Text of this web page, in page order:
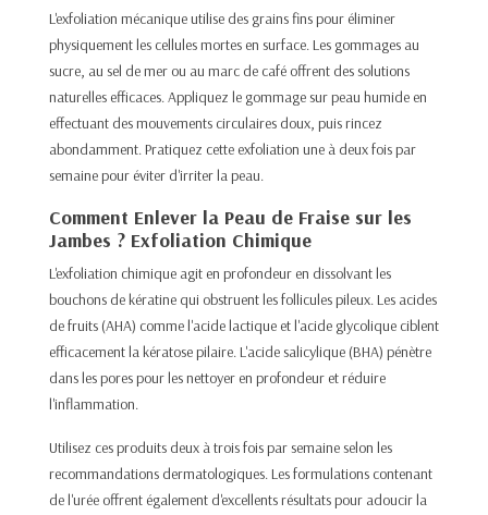
L'exfoliation mécanique utilise des grains fins pour éliminer
physiquement les cellules mortes en surface. Les gommages au
sucre, au sel de mer ou au marc de café offrent des solutions
naturelles efficaces. Appliquez le gommage sur peau humide en
effectuant des mouvements circulaires doux, puis rincez
abondamment. Pratiquez cette exfoliation une à deux fois par
semaine pour éviter d'irriter la peau.​
Comment Enlever la Peau de Fraise sur les
Jambes ? Exfoliation Chimique
L'exfoliation chimique agit en profondeur en dissolvant les
bouchons de kératine qui obstruent les follicules pileux. Les acides
de fruits (AHA) comme l'acide lactique et l'acide glycolique ciblent
efficacement la kératose pilaire. L'acide salicylique (BHA) pénètre
dans les pores pour les nettoyer en profondeur et réduire
l'inflammation.​
Utilisez ces produits deux à trois fois par semaine selon les
recommandations dermatologiques. Les formulations contenant
de l'urée offrent également d'excellents résultats pour adoucir la